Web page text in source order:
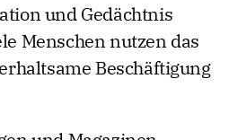
und Gedächtnis
Menschen nutzen das
Beschäftigung